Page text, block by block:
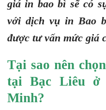
giá in bao bì sẽ có
với dịch vụ in Bao
được tư vấn mức giá
Tại sao nên
tại Bạc Liêu ở
Minh?